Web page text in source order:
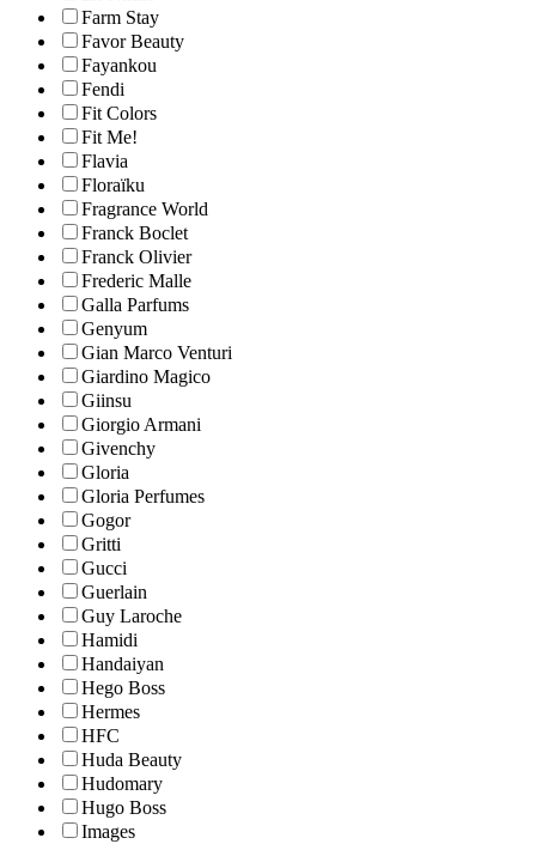
Farm Stay
Favor Beauty
Fayankou
Fendi
Fit Colors
Fit Me!
Flavia
Floraïku
Fragrance World
Franck Boclet
Franck Olivier
Frederic Malle
Galla Parfums
Genyum
Gian Marco Venturi
Giardino Magico
Giinsu
Giorgio Armani
Givenchy
Gloria
Gloria Perfumes
Gogor
Gritti
Gucci
Guerlain
Guy Laroche
Hamidi
Handaiyan
Hego Boss
Hermes
HFC
Huda Beauty
Hudomary
Hugo Boss
Images